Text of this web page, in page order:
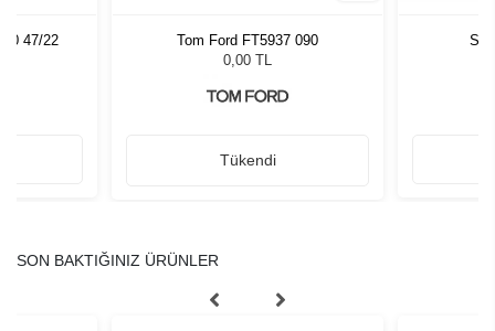
47/22
Tom Ford FT5937 090
0,00 TL
Tükendi
SON BAKTIĞINIZ ÜRÜNLER